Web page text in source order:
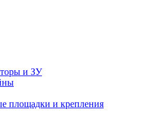
и ЗУ
площадки и крепления